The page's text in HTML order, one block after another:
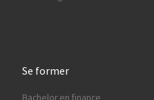
Se former